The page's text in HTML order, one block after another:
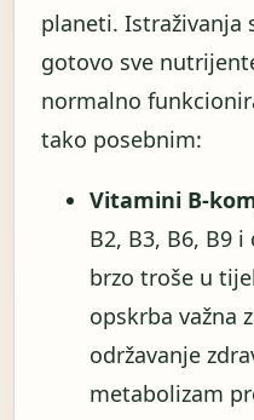
planeti. Istraživanja
gotovo sve
normalno
tako posebnim:
Vitamini B-
B2, B3, B6, B9
brzo troše u
opskrba važna
održavanje
metabolizam